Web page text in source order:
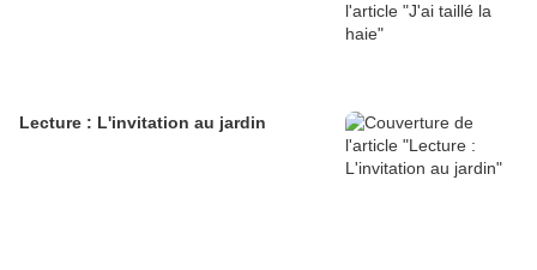
Lecture : L'invitation au jardin